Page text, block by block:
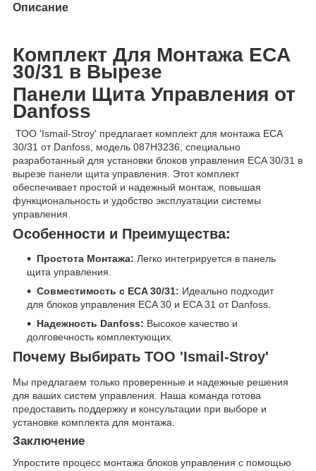
Описание
Комплект Для Монтажа ECA
30/31 в Вырезе
Панели Щита Управления от
Danfoss
ТОО 'Ismail-Stroy' предлагает комплект для монтажа ECA
30/31 от Danfoss, модель 087H3236, специально
разработанный для установки блоков управления ECA 30/31 в
вырезе панели щита управления. Этот комплект
обеспечивает простой и надежный монтаж, повышая
функциональность и удобство эксплуатации системы
управления.
Особенности и Преимущества:
Простота Монтажа: Легко интегрируется в панель
щита управления.
Совместимость с ECA 30/31: Идеально подходит
для блоков управления ECA 30 и ECA 31 от Danfoss.
Надежность Danfoss: Высокое качество и
долговечность комплектующих.
Почему Выбирать ТОО 'Ismail-Stroy'
Мы предлагаем только проверенные и надежные решения
для ваших систем управления. Наша команда готова
предоставить поддержку и консультации при выборе и
установке комплекта для монтажа.
Заключение
Упростите процесс монтажа блоков управления с помощью